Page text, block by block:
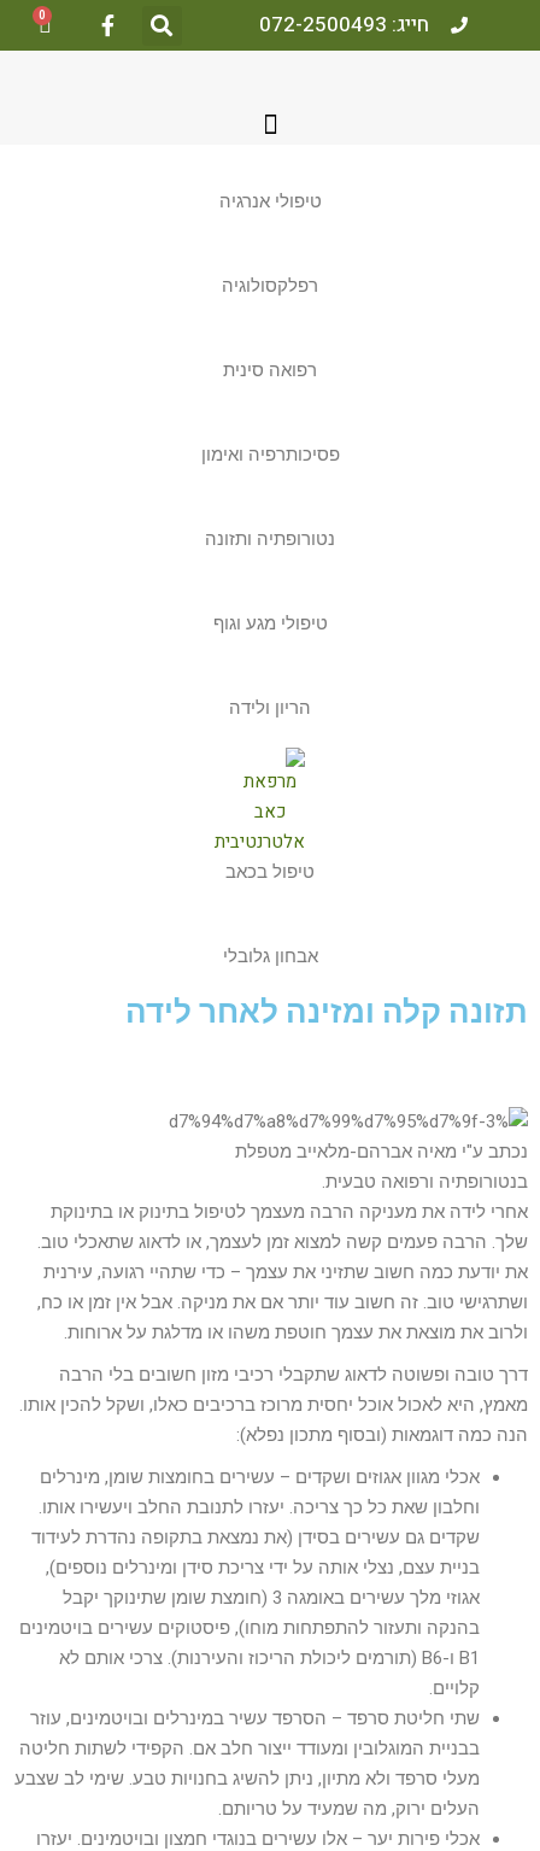
חייג: 072-2500493 0
טיפולי אנרגיה
רפלקסולוגיה
רפואה סינית
פסיכותרפיה ואימון
נטורופתיה ותזונה
טיפולי מגע וגוף
הריון ולידה
טיפול בכאב
אבחון גלובלי
תזונה קלה ומזינה לאחר לידה
נכתב ע"י מאיה אברהם-מלאייב מטפלת
בנטורופתיה ורפואה טבעית.
אחרי לידה את מעניקה הרבה מעצמך לטיפול בתינוק או בתינוקת
שלך. הרבה פעמים קשה למצוא זמן לעצמך, או לדאוג שתאכלי טוב.
את יודעת כמה חשוב שתזיני את עצמך – כדי שתהיי רגועה, עירנית
ושתרגישי טוב. זה חשוב עוד יותר אם את מניקה. אבל אין זמן או כח,
ולרוב את מוצאת את עצמך חוטפת משהו או מדלגת על ארוחות.
דרך טובה ופשוטה לדאוג שתקבלי רכיבי מזון חשובים בלי הרבה
מאמץ, היא לאכול אוכל יחסית מרוכז ברכיבים כאלו, ושקל להכין אותו.
הנה כמה דוגמאות (ובסוף מתכון נפלא):
אכלי מגוון אגוזים ושקדים – עשירים בחומצות שומן, מינרלים
וחלבון שאת כל כך צריכה. יעזרו לתנובת החלב ויעשירו אותו.
שקדים גם עשירים בסידן (את נמצאת בתקופה נהדרת לעידוד
בניית עצם, נצלי אותה על ידי צריכת סידן ומינרלים נוספים),
אגוזי מלך עשירים באומגה 3 (חומצת שומן שתינוקך יקבל
בהנקה ותעזור להתפתחות מוחו), פיסטוקים עשירים בויטמינים
B1 ו-B6 (תורמים ליכולת הריכוז והעירנות). צרכי אותם לא
קלויים.
שתי חליטת סרפד – הסרפד עשיר במינרלים ובויטמינים, עוזר
בבניית המוגלובין ומעודד ייצור חלב אם. הקפידי לשתות חליטה
מעלי סרפד ולא מתיון, ניתן להשיג בחנויות טבע. שימי לב שצבע
העלים ירוק, מה שמעיד על טריותם.
אכלי פירות יער – אלו עשירים בנוגדי חמצון ובויטמינים. יעזרו